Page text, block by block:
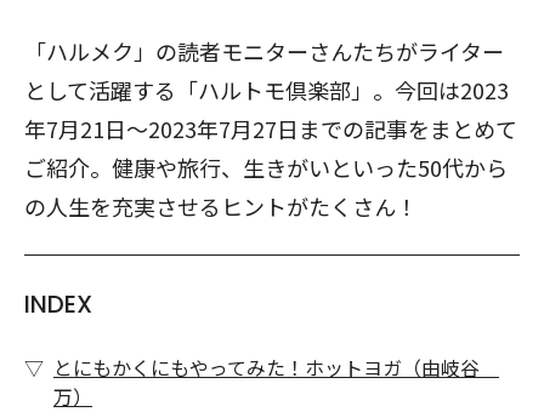
「ハルメク」の読者モニターさんたちがライター
として活躍する「ハルトモ倶楽部」。今回は2023
年7月21日～2023年7月27日までの記事をまとめて
ご紹介。健康や旅行、生きがいといった50代から
の人生を充実させるヒントがたくさん！
INDEX
とにもかくにもやってみた！ホットヨガ（由岐谷
万）